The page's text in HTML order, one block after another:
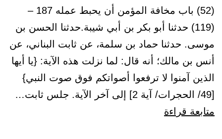
(52) باب مخافة المؤمن أن يحبط عمله 187 –
(119) حدثنا أبو بكر بن أبي شيبة.حدثنا الحسن بن
موسى. حدثنا حماد بن سلمة، عن ثابت البناني، عن
أنس بن مالك؛ أنه قال: لما نزلت هذه الآية: {يا أيها
الذين آمنوا لا ترفعوا أصواتكم فوق صوت النبي}
[49/ الحجرات/ آية 2] إلى آخر الآية. جلس ثابت…
متابعة قراءة